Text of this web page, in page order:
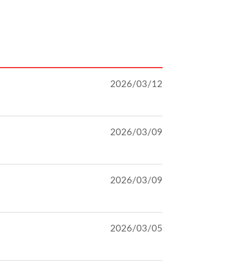
2026/03/12
2026/03/09
2026/03/09
2026/03/05